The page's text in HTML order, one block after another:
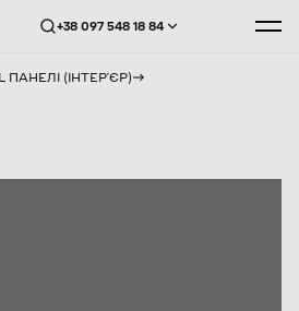
+38 097 548 18 84
ПАНЕЛІ (ІНТЕРʼЄР)